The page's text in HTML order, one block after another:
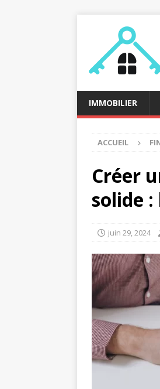
IMMOBILIER
ACCUEIL
Créer
solide :
juin 29, 2024